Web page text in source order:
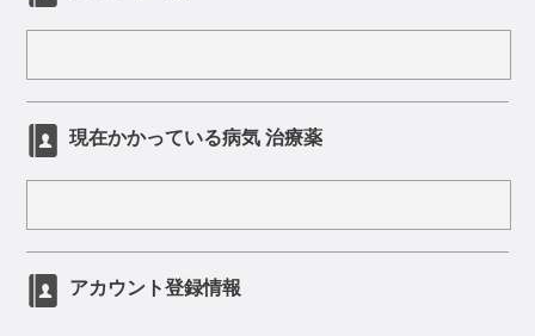
現在かかっている病気 治療薬
アカウント登録情報